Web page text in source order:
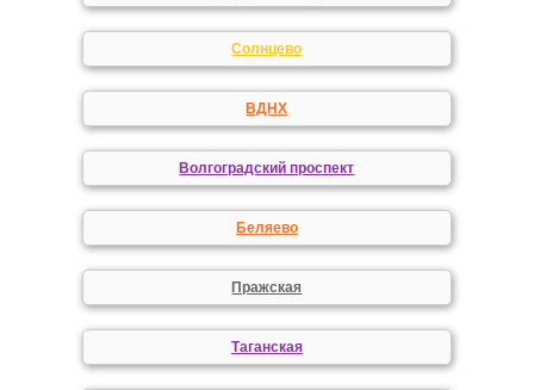
Солнцево
ВДНХ
Волгоградский проспект
Беляево
Пражская
Таганская